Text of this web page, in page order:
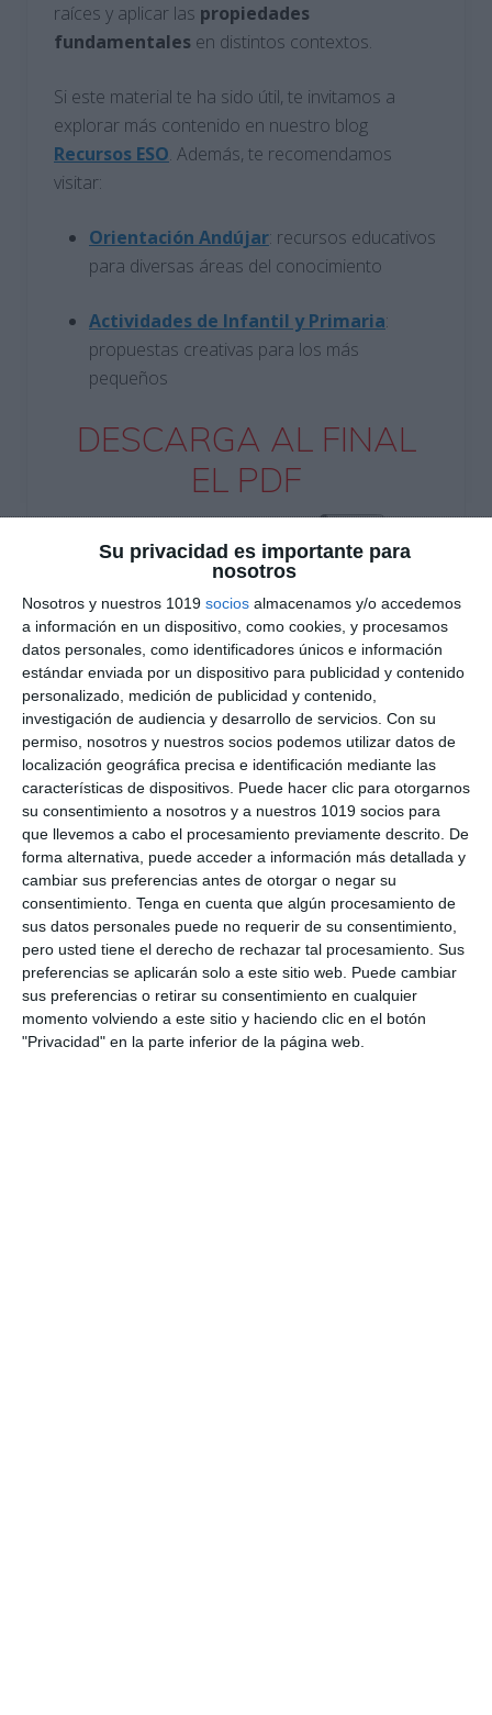
Su privacidad es importante para
nosotros
Nosotros y nuestros 1019 socios almacenamos y/o accedemos
a información en un dispositivo, como cookies, y procesamos
datos personales, como identificadores únicos e información
estándar enviada por un dispositivo para publicidad y contenido
personalizado, medición de publicidad y contenido,
investigación de audiencia y desarrollo de servicios. Con su
permiso, nosotros y nuestros socios podemos utilizar datos de
localización geográfica precisa e identificación mediante las
características de dispositivos. Puede hacer clic para otorgarnos
su consentimiento a nosotros y a nuestros 1019 socios para
que llevemos a cabo el procesamiento previamente descrito. De
forma alternativa, puede acceder a información más detallada y
cambiar sus preferencias antes de otorgar o negar su
consentimiento. Tenga en cuenta que algún procesamiento de
sus datos personales puede no requerir de su consentimiento,
pero usted tiene el derecho de rechazar tal procesamiento. Sus
preferencias se aplicarán solo a este sitio web. Puede cambiar
sus preferencias o retirar su consentimiento en cualquier
momento volviendo a este sitio y haciendo clic en el botón
"Privacidad" en la parte inferior de la página web.
raíces y aplicar las propiedades
fundamentales en distintos contextos.
Si este material te ha sido útil, te invitamos a
explorar más contenido en nuestro blog
Recursos ESO. Además, te recomendamos
visitar:
Orientación Andújar: recursos educativos
para diversas áreas del conocimiento
Actividades de Infantil y Primaria:
propuestas creativas para los más
pequeños
DESCARGA AL FINAL
EL PDF
Escribe tu correo electrónico…
Suscribirse
Únete a otros 553 suscriptores
UNETE A NUESTRO GRUPO
EXCLUSIVO DE WHATSAPP